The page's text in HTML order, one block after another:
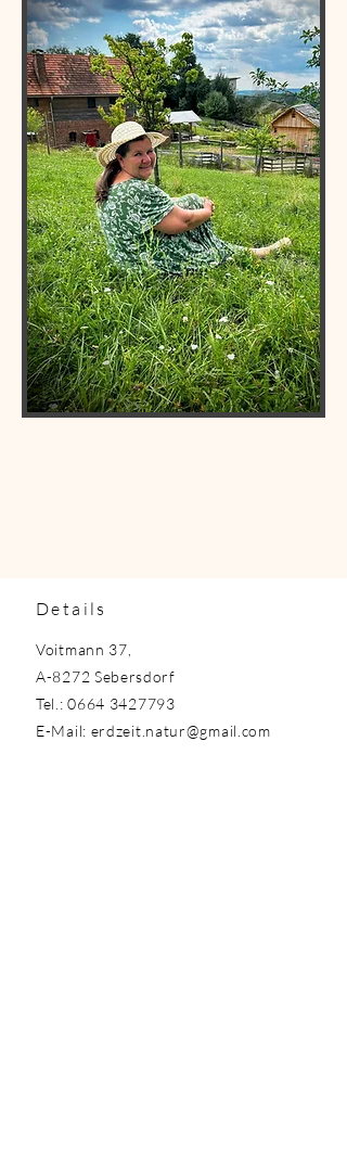
Details
Voitmann 37,
A-8272 Sebersdorf
Tel.:0664 3427793
E-Mail: erdzeit.natur@gmail.com